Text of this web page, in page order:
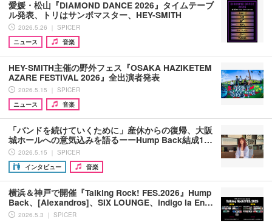
愛媛・松山『DIAMOND DANCE 2026』タイムテーブ
ル発表、トリはサンボマスター、HEY-SMITH
2026.5.26 ｜ SPICER
ニュース
音楽
HEY-SMITH主催の野外フェス『OSAKA HAZIKETEM
AZARE FESTIVAL 2026』全出演者発表
2026.5.15 ｜ SPICER
ニュース
音楽
「バンドを続けていくために」産休からの復帰、大阪
城ホールへの意気込みを語るーーHump Back結成1…
2026.5.15 ｜ SPICER
インタビュー
音楽
横浜＆神戸で開催『Talking Rock! FES.2026』Hump
Back、[Alexandros]、SIX LOUNGE、indigo la En…
2026.5.3 ｜ SPICER